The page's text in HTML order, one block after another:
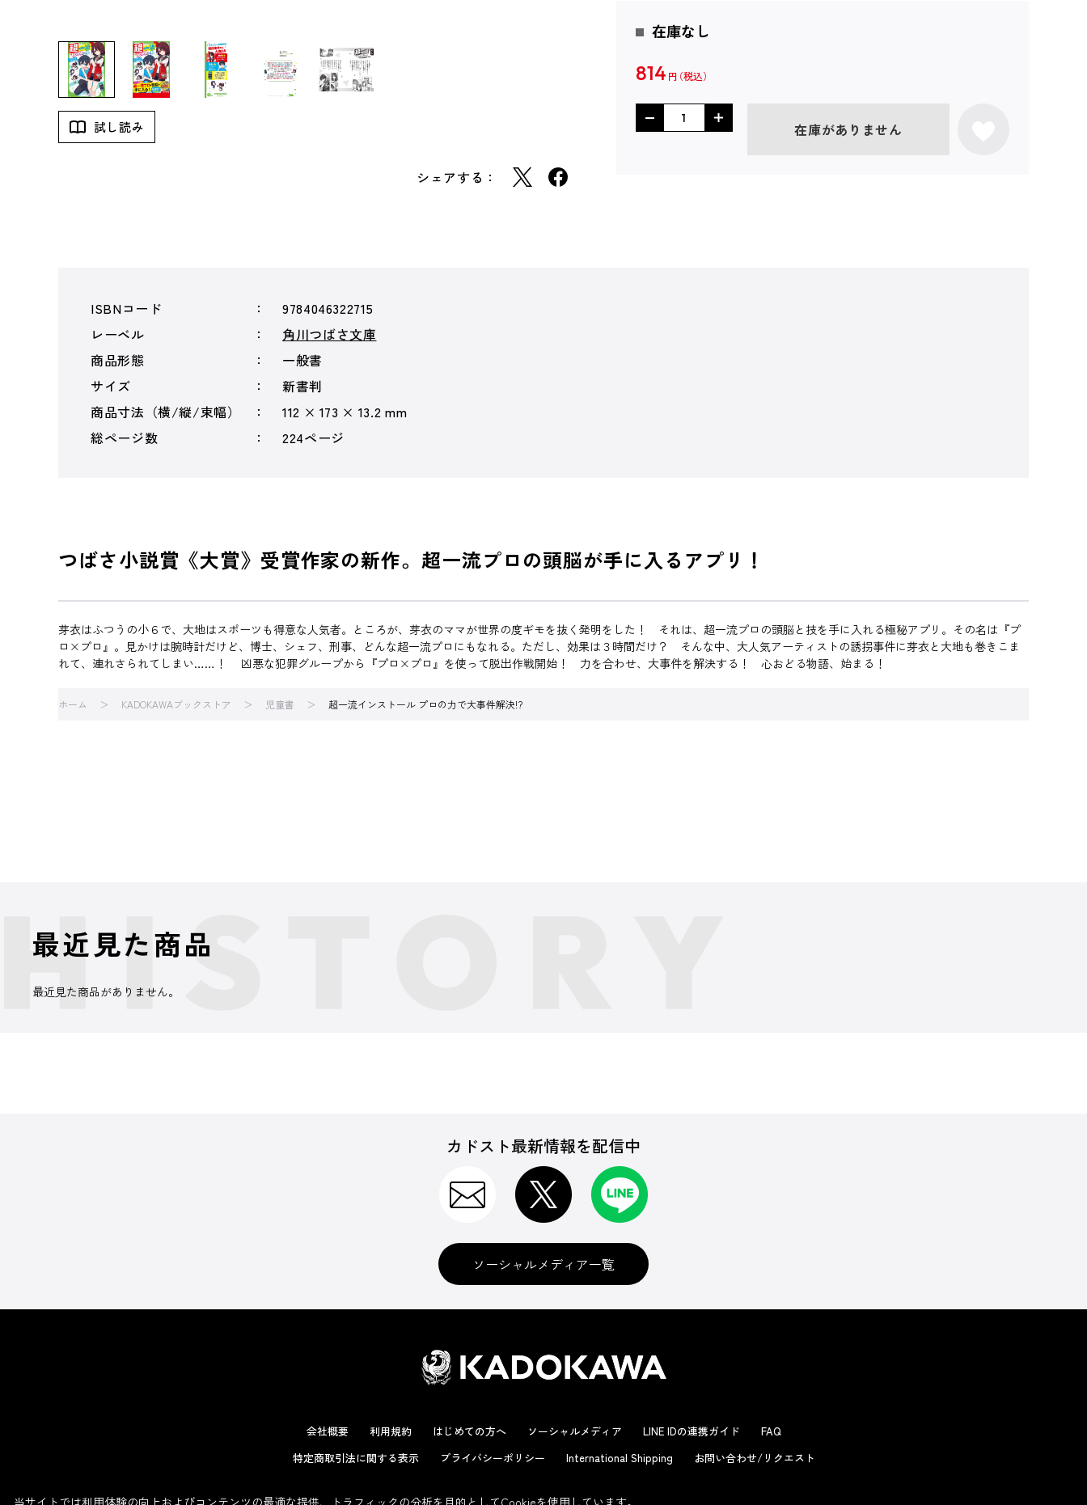
試し読み
シェアする：
在庫なし
814 円
在庫がありません
ISBNコード
9784046322715
レーベル
角川つばさ文庫
商品形態
一般書
サイズ
新書判
商品寸法（横/縦/束幅）
112 × 173 × 13.2 mm
総ページ数
224ページ
つばさ小説賞《大賞》受賞作家の新作。超一流プロの頭脳が手に入るアプリ！
芽衣はふつうの小６で、大地はスポーツも得意な人気者。ところが、芽衣のママが世界の度ギモを抜く発明をした！ それは、超一流プロの頭脳と技を手に入れる極秘アプリ。その名は『プ
ロ×プロ』。見かけは腕時計だけど、博士、シェフ、刑事、どんな超一流プロにもなれる。ただし、効果は３時間だけ？ そんな中、大人気アーティストの誘拐事件に芽衣と大地も巻きこま
れて、連れさられてしまい……！ 凶悪な犯罪グループから『プロ×プロ』を使って脱出作戦開始！ 力を合わせ、大事件を解決する！ 心おどる物語、始まる！
ホーム KADOKAWAブックストア 児童書 超一流インストール プロの力で大事件解決!?
最近見た商品
最近見た商品がありません。
カドスト最新情報を配信中
ソーシャルメディア一覧
会社概要 利用規約 はじめての方へ ソーシャルメディア LINE IDの連携ガイド
FAQ
特定商取引法に関する表示
プライバシーポリシー International Shipping お問い合わせ/リクエスト